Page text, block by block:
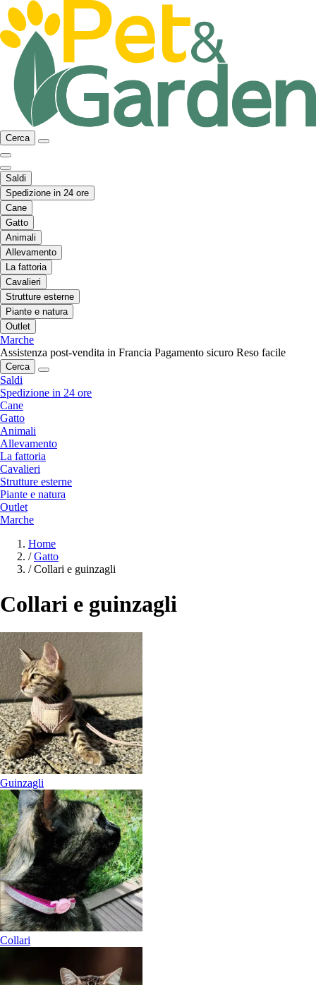
Cerca
Saldi
Spedizione in 24 ore
Cane
Gatto
Animali
Allevamento
La fattoria
Cavalieri
Strutture esterne
Piante e natura
Outlet
Marche
Assistenza post-vendita in Francia Pagamento sicuro Reso facile
Cerca
Saldi
Spedizione in 24 ore
Cane
Gatto
Animali
Allevamento
La fattoria
Cavalieri
Strutture esterne
Piante e natura
Outlet
Marche
Home
/ Gatto
/ Collari e guinzagli
Collari e guinzagli
Guinzagli
Collari